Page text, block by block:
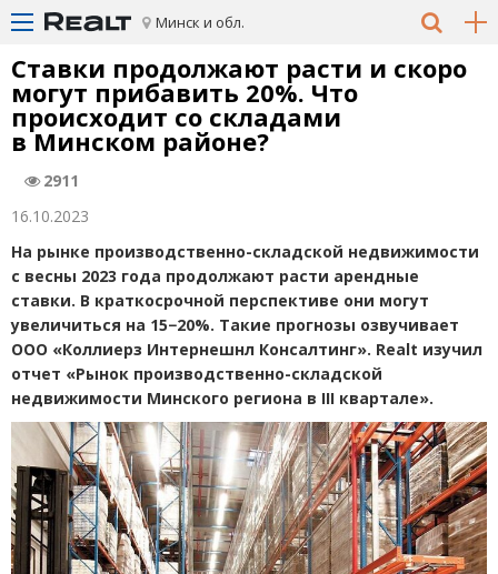
Минск и обл.
Ставки продолжают расти и cкоро
могут прибавить 20%. Что
происходит со складами
в Минском районе?
2911
16.10.2023
На рынке производственно-складской недвижимости
с весны 2023 года продолжают расти арендные
ставки. В краткосрочной перспективе они могут
увеличиться на 15−20%. Такие прогнозы озвучивает
ООО «Коллиерз Интернешнл Консалтинг». Realt изучил
отчет «Рынок производственно-складской
недвижимости Минского региона в III квартале».